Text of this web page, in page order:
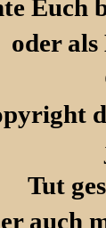
Euch
oder als
Tut
auch